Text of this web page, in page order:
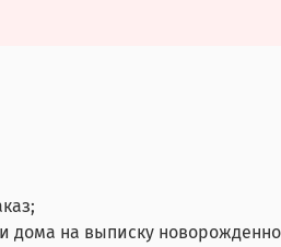
на выписку